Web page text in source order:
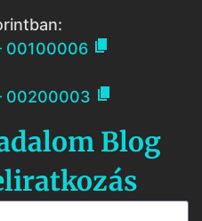
00100006 
00200003 
Blog